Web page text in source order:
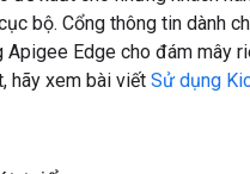
bộ. Cổng thông tin dành
Edge cho đám mây
hãy xem bài viết Sử dụng